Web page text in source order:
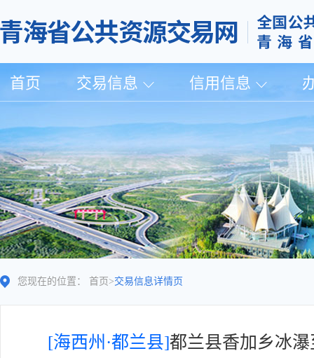
首页 交易信息 信用信息
您现在的位置： 首页 >交易信息详情页
[海西州·都兰县]都兰县香加乡冰